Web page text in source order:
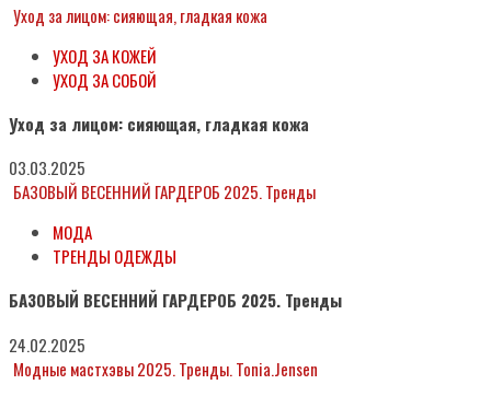
Уход за лицом: сияющая, гладкая кожа
УХОД ЗА КОЖЕЙ
УХОД ЗА СОБОЙ
Уход за лицом: сияющая, гладкая кожа
03.03.2025
БАЗОВЫЙ ВЕСЕННИЙ ГАРДЕРОБ 2025. Тренды
МОДА
ТРЕНДЫ ОДЕЖДЫ
БАЗОВЫЙ ВЕСЕННИЙ ГАРДЕРОБ 2025. Тренды
24.02.2025
Модные мастхэвы 2025. Тренды. Tonia.Jensen